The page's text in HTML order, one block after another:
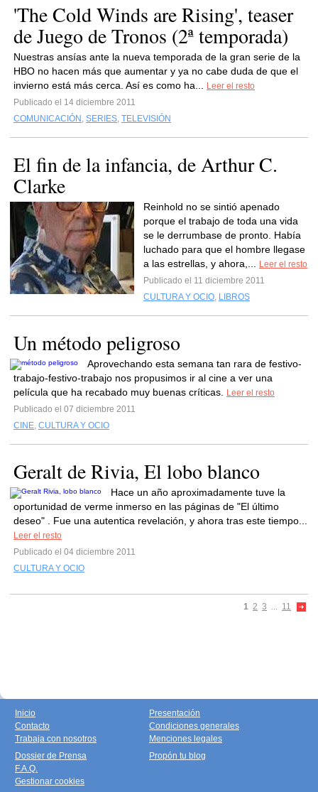
'The Cold Winds are Rising', teaser
de Juego de Tronos (2ª temporada)
Nuestras ansías ante la nueva temporada de la gran serie de la
HBO no hacen más que aumentar y ya no cabe duda de que el
invierno está más cerca. Así es como ha...
Leer el resto
Publicado el 14 diciembre 2011
COMUNICACIÓN , SERIES, TELEVISIÓN
El fin de la infancia, de Arthur C.
Clarke
Reinhold no se sintió apenado
porque el trabajo de toda una vida
se le derrumbase de pronto. Había
luchado para que el hombre llegase
a las estrellas, y ahora,...
Leer el resto
Publicado el 11 diciembre 2011
CULTURA Y OCIO, LIBROS
Un método peligroso
Aprovechando esta semana tan rara de festivo-
trabajo-festivo-trabajo nos propusimos ir al cine a ver una
película que ha recabado muy buenas críticas.
Leer el resto
Publicado el 07 diciembre 2011
CINE, CULTURA Y OCIO
Geralt de Rivia, El lobo blanco
Hace un año aproximadamente tuve la
oportunidad de verme inmerso en las páginas de "El último
deseo" . Fue una autentica revelación, y ahora tras este tiempo...
Leer el resto
Publicado el 04 diciembre 2011
CULTURA Y OCIO
1 2 3 ... 11
Inicio
Contacto
Trabaja con nosotros
Presentación
Condiciones generales
Menciones legales
Dossier de Prensa
F.A.Q.
Gestionar cookies
Propón tu blog